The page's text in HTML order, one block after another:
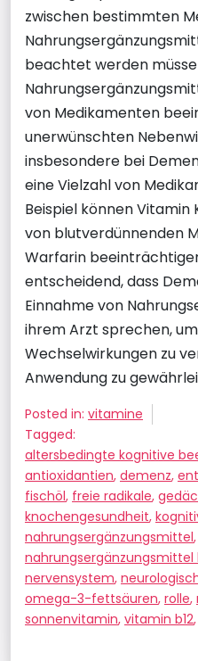
zwischen bestimmten
beachtet werden
von Medikamenten
unerwünschten
insbesondere bei
eine Vielzahl von
Beispiel können
von blutverdünnenden
Warfarin
entscheidend, dass
Einnahme von
ihrem Arzt sprechen,
Wechselwirkungen zu
Anwendung zu
Posted in: vitamine
Tagged:
altersbedingte kognitive
antioxidantien, demenz,
fischöl, freie radikale,
knochengesundheit,
nahrungsergänzungsmittel,
nahrungsergänzungsmittel
nervensystem,
omega-3-fettsäuren, rolle,
sonnenvitamin, vitamin b12,